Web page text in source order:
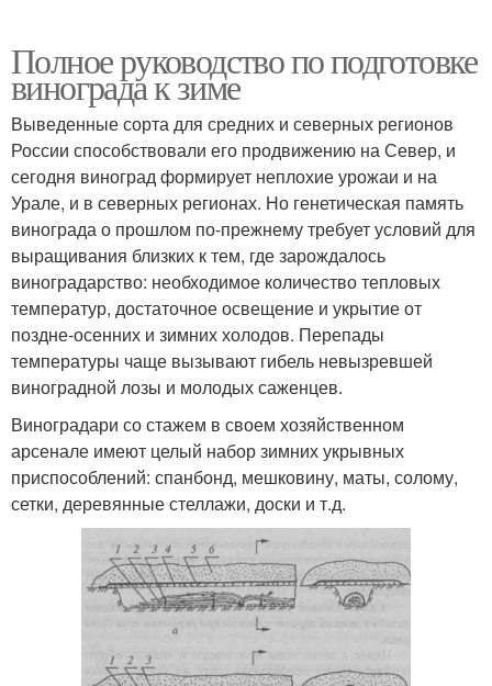
Полное руководство по подготовке
винограда к зиме
Выведенные сорта для средних и северных регионов
России способствовали его продвижению на Север, и
сегодня виноград формирует неплохие урожаи и на
Урале, и в северных регионах. Но генетическая память
винограда о прошлом по-прежнему требует условий для
выращивания близких к тем, где зарождалось
виноградарство: необходимое количество тепловых
температур, достаточное освещение и укрытие от
поздне-осенних и зимних холодов. Перепады
температуры чаще вызывают гибель невызревшей
виноградной лозы и молодых саженцев.
Виноградари со стажем в своем хозяйственном
арсенале имеют целый набор зимних укрывных
приспособлений: спанбонд, мешковину, маты, солому,
сетки, деревянные стеллажи, доски и т.д.